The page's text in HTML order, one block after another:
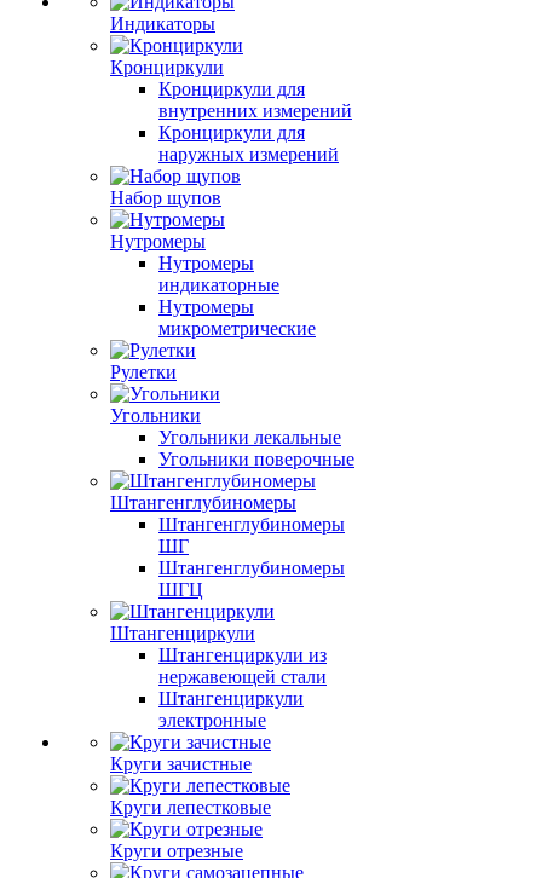
Индикаторы
Кронциркули
Кронциркули для
внутренних измерений
Кронциркули для
наружных измерений
Набор щупов
Нутромеры
Нутромеры
индикаторные
Нутромеры
микрометрические
Рулетки
Угольники
Угольники лекальные
Угольники поверочные
Штангенглубиномеры
Штангенглубиномеры
ШГ
Штангенглубиномеры
ШГЦ
Штангенциркули
Штангенциркули из
нержавеющей стали
Штангенциркули
электронные
Круги зачистные
Круги лепестковые
Круги отрезные